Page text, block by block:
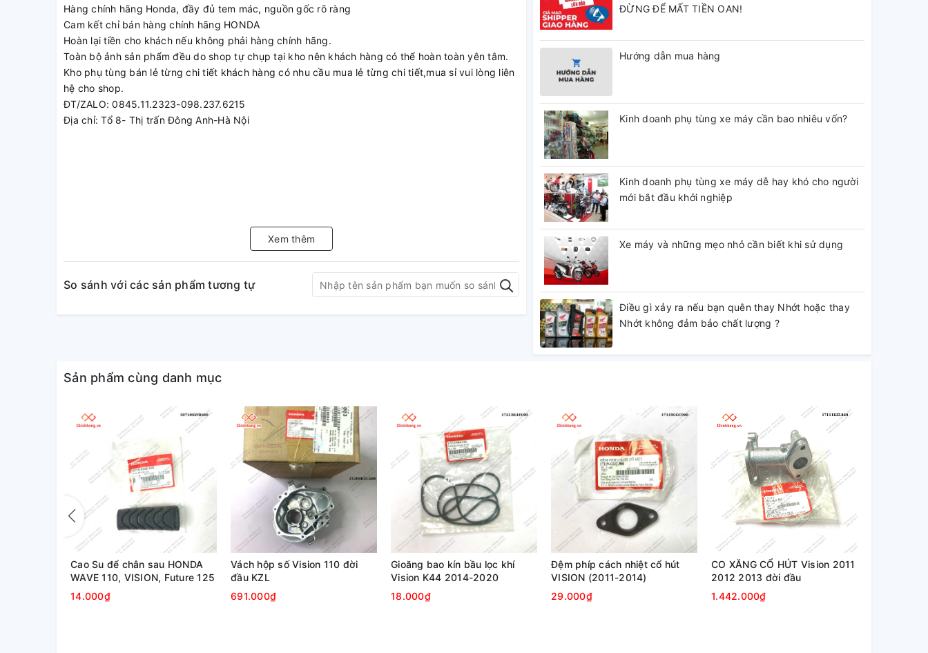
Hàng chính hãng Honda, đầy đủ tem mác, nguồn gốc rõ ràng
Cam kết chỉ bán hàng chính hãng HONDA
Hoàn lại tiền cho khách nếu không phải hàng chính hãng.
Toàn bộ ảnh sản phẩm đều do shop tự chụp tại kho nên khách hàng có thể hoàn toàn yên tâm.
Kho phụ tùng bán lẻ từng chi tiết khách hàng có nhu cầu mua lẻ từng chi tiết,mua sỉ vui lòng liên
hệ cho shop.
ĐT/ZALO: 0845.11.2323-098.237.6215
Địa chỉ: Tổ 8- Thị trấn Đông Anh-Hà Nội
Xem thêm
So sánh với các sản phẩm tương tự
ĐỪNG ĐỂ MẤT TIỀN OAN!
Hướng dẫn mua hàng
Kinh doanh phụ tùng xe máy cần bao nhiêu vốn?
Kinh doanh phụ tùng xe máy dễ hay khó cho người
mới bắt đầu khởi nghiệp
Xe máy và những mẹo nhỏ cần biết khi sử dụng
Điều gì xảy ra nếu bạn quên thay Nhớt hoặc thay
Nhớt không đảm bảo chất lượng ?
Sản phẩm cùng danh mục
Cao Su để chân sau HONDA
WAVE 110, VISION, Future 125
14.000₫
Vách hộp số Vision 110 đời
đầu KZL
691.000₫
Gioăng bao kín bầu lọc khí
Vision K44 2014-2020
18.000₫
Đệm phíp cách nhiệt cổ hút
VISION (2011-2014)
29.000₫
CO XĂNG CỔ HÚT Vision 2011
2012 2013 đời đầu
1.442.000₫